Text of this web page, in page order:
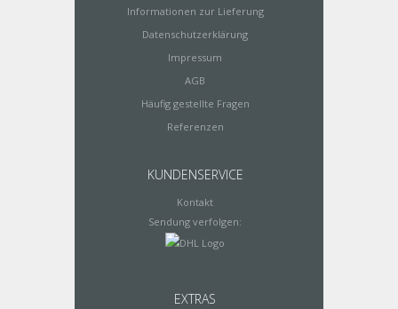
Informationen zur Lieferung
Datenschutzerklärung
Impressum
AGB
Häufig gestellte Fragen
Referenzen
KUNDENSERVICE
Kontakt
Sendung verfolgen:
EXTRAS